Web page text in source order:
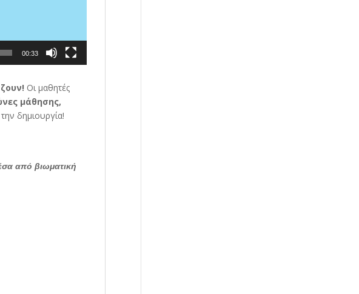
00:33
Οι μαθητές
μάθησης,
δημιουργία!
από βιωματική